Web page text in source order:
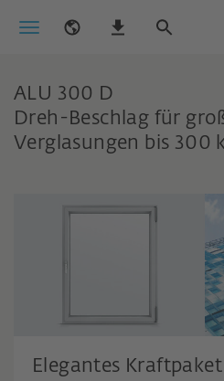
ALU 300 D
Dreh-Beschlag für
Verglasungen bis 300
Elegantes